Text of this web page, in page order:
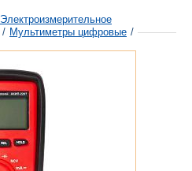
Электроизмерительное
/ Мультиметры цифровые /